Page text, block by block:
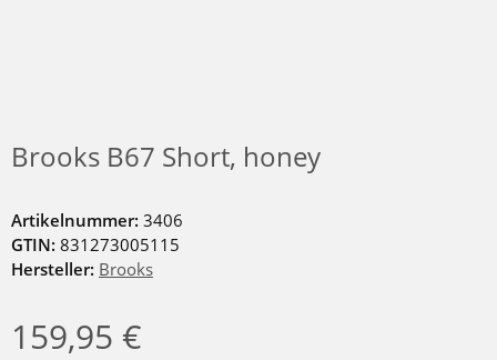
Brooks B67 Short, honey
Artikelnummer: 3406
GTIN: 831273005115
Hersteller: Brooks
159,95 €